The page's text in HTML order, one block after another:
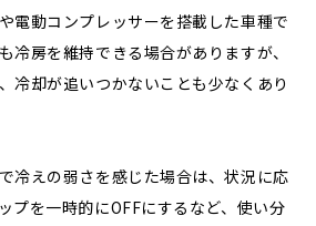
電動コンプレッサーを搭載した車種で
冷房を維持できる場合がありますが、
冷却が追いつかないことも少なくあり
冷えの弱さを感じた場合は、状況に応
プを一時的にOFFにするなど、使い分